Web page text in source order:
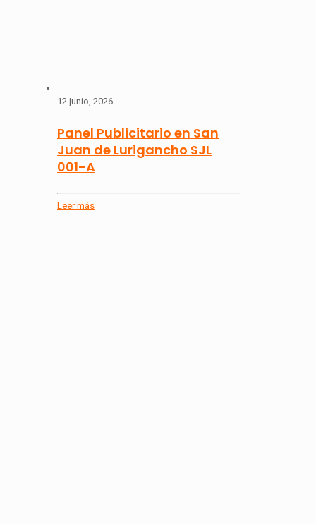
12 junio, 2026
Panel Publicitario en San
Juan de Lurigancho SJL
001-A
Leer más